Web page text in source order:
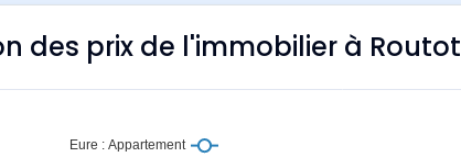
des prix de l'immobilier à Routot